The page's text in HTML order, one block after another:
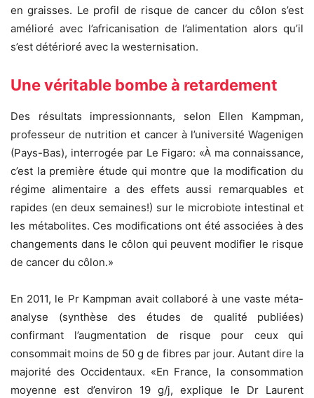
en graisses. Le profil de risque de cancer du côlon s’est
amélioré avec l’africanisation de l’alimentation alors qu’il
s’est détérioré avec la westernisation.
Une véritable bombe à retardement
Des résultats impressionnants, selon Ellen Kampman,
professeur de nutrition et cancer à l’université Wagenigen
(Pays-Bas), interrogée par Le Figaro: «À ma connaissance,
c’est la première étude qui montre que la modification du
régime alimentaire a des effets aussi remarquables et
rapides (en deux semaines!) sur le microbiote intestinal et
les métabolites. Ces modifications ont été associées à des
changements dans le côlon qui peuvent modifier le risque
de cancer du côlon.»
En 2011, le Pr Kampman avait collaboré à une vaste méta-
analyse (synthèse des études de qualité publiées)
confirmant l’augmentation de risque pour ceux qui
consommait moins de 50 g de fibres par jour. Autant dire la
majorité des Occidentaux. «En France, la consommation
moyenne est d’environ 19 g/j, explique le Dr Laurent